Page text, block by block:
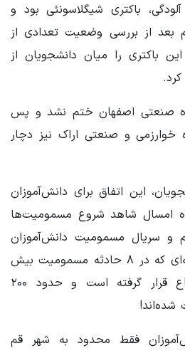
باکتری شیگلاسونئی بود و
بعد از بررسی وضعیت تعدادی از
باکتری را میان دانشجویان از
صنعتی اصفهان ختم نشد و پس
خوارزمی و صنعتی اراک نیز دچار
این اتفاق برای دانش‌آموزان
و از ۹ آذر ماه امسال شاهد شروع مسمومیت‌ها
و سریال مسمومیت دانش‌آموزان
همچنان ادامه دارد به‌گونه‌ای که در ۸ حادثه مسمومیت بیش
از ۱۲ مدرسه تحت‌الشعاع قرار گرفته است و حدود ۲۰۰
شده‌اند!
فقط محدود به شهر قم